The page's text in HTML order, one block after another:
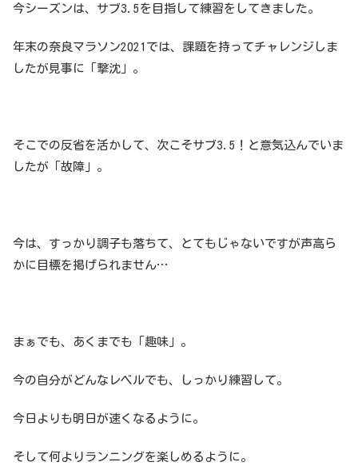
今シーズンは、サブ3.5を目指して練習をしてきました。
年末の奈良マラソン2021では、課題を持ってチャレンジしま
したが見事に「撃沈」。
そこでの反省を活かして、次こそサブ3.5！と意気込んでいま
したが「故障」。
今は、すっかり調子も落ちて、とてもじゃないですが声高ら
かに目標を掲げられません…
まぁでも、あくまでも「趣味」。
今の自分がどんなレベルでも、しっかり練習して。
今日よりも明日が速くなるように。
そして何よりランニングを楽しめるように。